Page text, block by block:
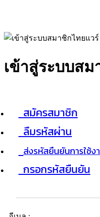
เข้าสู่ระบบส
สมัครสมาชิก
ลืมรหัสผ่าน
ส่งรหัสยืนยันการใช้ง
กรอกรหัสยืนยัน